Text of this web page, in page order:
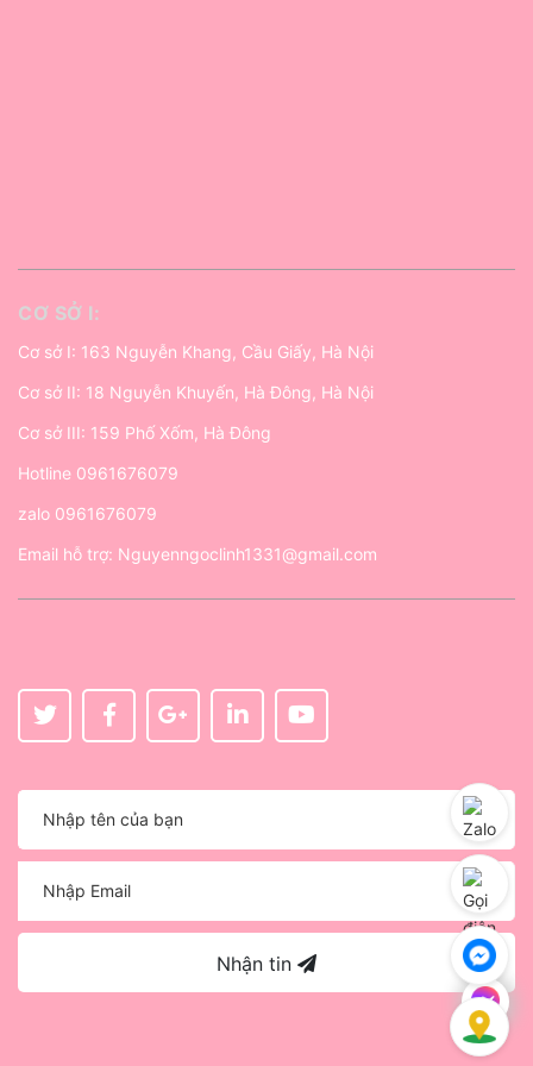
CƠ SỞ I:
Cơ sở I: 163 Nguyễn Khang, Cầu Giấy, Hà Nội
Cơ sở II: 18 Nguyễn Khuyến, Hà Đông, Hà Nội
Cơ sở III: 159 Phố Xốm, Hà Đông
Hotline 0961676079
zalo 0961676079
Email hỗ trợ: Nguyenngoclinh1331@gmail.com
Nhận tin